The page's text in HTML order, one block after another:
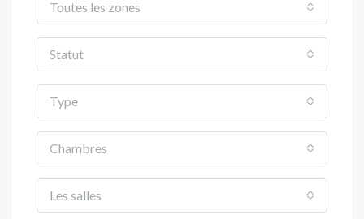
Toutes les zones
Statut
Type
Chambres
Les salles